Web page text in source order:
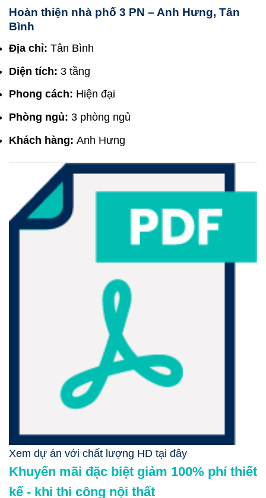
Hoàn thiện nhà phố 3 PN – Anh Hưng, Tân
Bình
Địa chỉ: Tân Bình
Diện tích: 3 tầng
Phong cách: Hiện đại
Phòng ngủ: 3 phòng ngủ
Khách hàng: Anh Hưng
Xem dự án với chất lượng HD tại đây
Khuyến mãi đặc biệt giảm 100% phí thiết
kế - khi thi công nội thất